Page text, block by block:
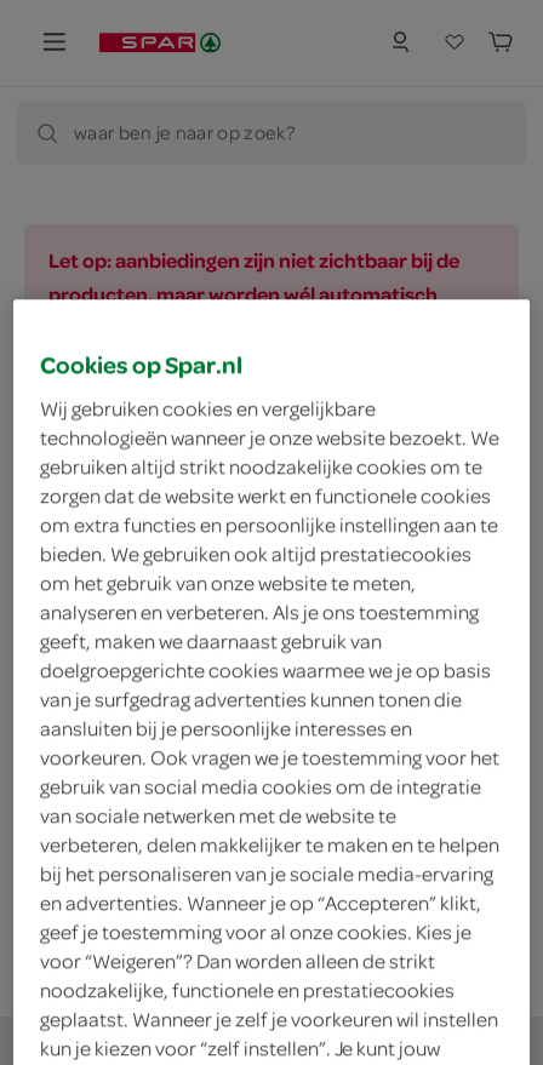
waar ben je naar op zoek?
Let op: aanbiedingen zijn niet zichtbaar bij de
producten, maar worden wél automatisch
vegetarisch biologisch
filter (2)
Completa Koffiecreamer
200 Gram
2.09 kies je SPAR
Completa koffiecreamer navul
2.09 kies je SPAR
Cookies op Spar.nl
Wij gebruiken cookies en vergelijkbare
technologieën wanneer je onze website bezoekt. We
gebruiken altijd strikt noodzakelijke cookies om te
zorgen dat de website werkt en functionele cookies
om extra functies en persoonlijke instellingen aan te
bieden. We gebruiken ook altijd prestatiecookies
om het gebruik van onze website te meten,
analyseren en verbeteren. Als je ons toestemming
geeft, maken we daarnaast gebruik van
doelgroepgerichte cookies waarmee we je op basis
van je surfgedrag advertenties kunnen tonen die
aansluiten bij je persoonlijke interesses en
voorkeuren. Ook vragen we je toestemming voor het
gebruik van social media cookies om de integratie
van sociale netwerken met de website te
verbeteren, delen makkelijker te maken en te helpen
bij het personaliseren van je sociale media-ervaring
en advertenties. Wanneer je op “Accepteren” klikt,
geef je toestemming voor al onze cookies. Kies je
voor “Weigeren”? Dan worden alleen de strikt
noodzakelijke, functionele en prestatiecookies
geplaatst. Wanneer je zelf je voorkeuren wil instellen
kun je kiezen voor “zelf instellen”. Je kunt jouw